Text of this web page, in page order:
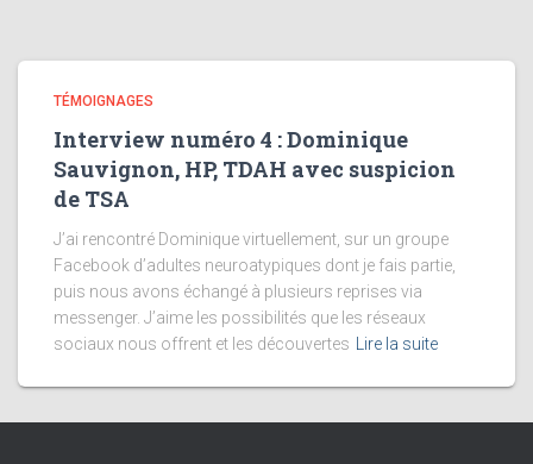
TÉMOIGNAGES
Interview numéro 4 : Dominique
Sauvignon, HP, TDAH avec suspicion
de TSA
J’ai rencontré Dominique virtuellement, sur un groupe
Facebook d’adultes neuroatypiques dont je fais partie,
puis nous avons échangé à plusieurs reprises via
messenger. J’aime les possibilités que les réseaux
sociaux nous offrent et les découvertes
Lire la suite